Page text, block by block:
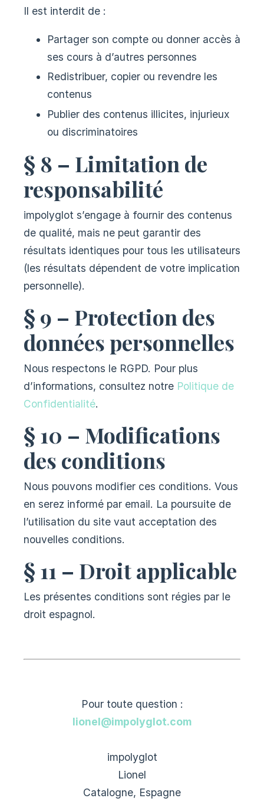
Il est interdit de :
Partager son compte ou donner accès à
ses cours à d’autres personnes
Redistribuer, copier ou revendre les
contenus
Publier des contenus illicites, injurieux
ou discriminatoires
§ 8 – Limitation de
responsabilité
impolyglot s’engage à fournir des contenus
de qualité, mais ne peut garantir des
résultats identiques pour tous les utilisateurs
(les résultats dépendent de votre implication
personnelle).
§ 9 – Protection des
données personnelles
Nous respectons le RGPD. Pour plus
d’informations, consultez notre Politique de
Confidentialité.
§ 10 – Modifications
des conditions
Nous pouvons modifier ces conditions. Vous
en serez informé par email. La poursuite de
l’utilisation du site vaut acceptation des
nouvelles conditions.
§ 11 – Droit applicable
Les présentes conditions sont régies par le
droit espagnol.
Pour toute question :
lionel@impolyglot.com
impolyglot
Lionel
Catalogne, Espagne